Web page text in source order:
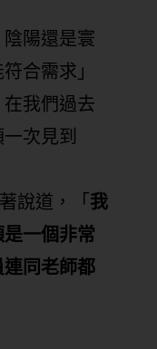
陰陽還是寰
合需求」
我們過去
次見到
說道，「 我
一個非常
同老師都